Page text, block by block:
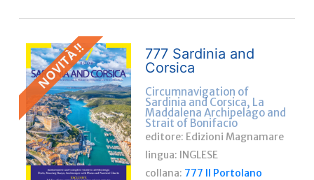
NOVITÀ !!
777 Sardinia and
Corsica
Circumnavigation of
Sardinia and Corsica, La
Maddalena Archipelago and
Strait of Bonifacio
editore: Edizioni Magnamare
lingua: INGLESE
collana: 777 Il Portolano